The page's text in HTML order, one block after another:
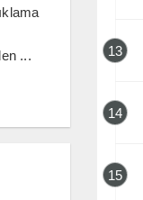
...
13
14
15